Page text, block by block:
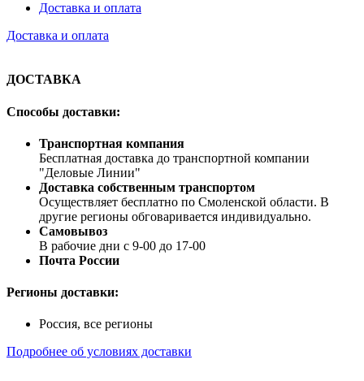
Доставка и оплата
Доставка и оплата
ДОСТАВКА
Способы доставки:
Транспортная компания
Бесплатная доставка до транспортной компании
"Деловые Линии"
Доставка собственным транспортом
Осуществляет бесплатно по Смоленской области. В
другие регионы обговаривается индивидуально.
Самовывоз
В рабочие дни с 9-00 до 17-00
Почта России
Регионы доставки:
Россия, все регионы
Подробнее об условиях доставки